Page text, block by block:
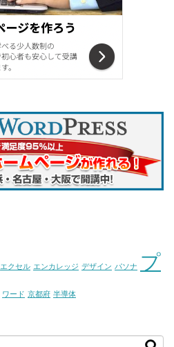
エクセル エンカレッジ デザイン パソナ プ
ワード 京都府 半導体